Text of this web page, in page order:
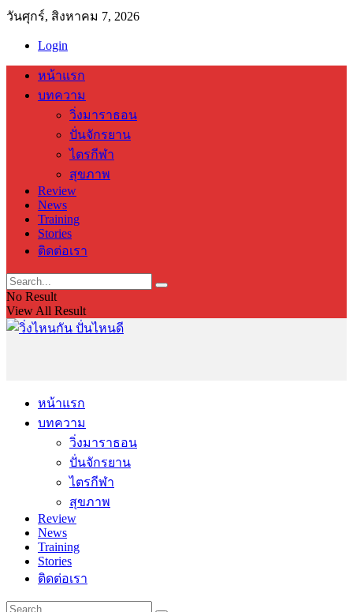
วันศุกร์, สิงหาคม 7, 2026
Login
หน้าแรก
บทความ
วิ่งมาราธอน
ปั่นจักรยาน
ไตรกีฬา
สุขภาพ
Review
News
Training
Stories
ติดต่อเรา
No Result
View All Result
หน้าแรก
บทความ
วิ่งมาราธอน
ปั่นจักรยาน
ไตรกีฬา
สุขภาพ
Review
News
Training
Stories
ติดต่อเรา